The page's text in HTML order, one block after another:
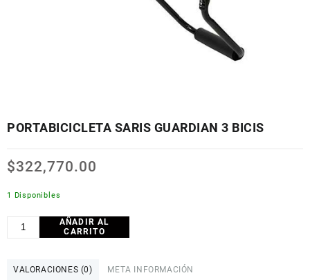
PORTABICICLETA SARIS GUARDIAN 3 BICIS
$322,770.00
1 Disponibles
PORTABICICLETAAÑADIR AL
CARRITO
VALORACIONES (0) META INFORMACIÓN